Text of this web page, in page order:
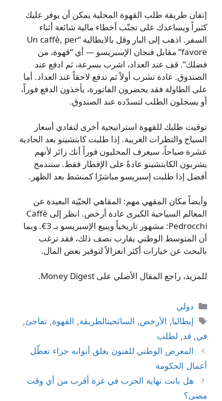
إتقان طريقة طلب القهوة المحلية يمكن أن يوفر عليك
كثيراً ويساعدك على تجنّب أخطاء مالية شائعة أثناء
السفر. اذهب إلى البار وقل بالايطالية “Un caffè, per
favore” مقابل فنجان الإسبريسو — أي “قهوة، من
فضلك”. قف عند العداد، اشرب بسرعة، ثم ادفع عند
الصندوق. عادة تشرب أولاً ثم تدفع لاحقاً عند العداد. أما
على الطاولة فقد يحضرون الفاتورة، يأخذون الدفع فوراً،
أو يسجلون الطلب لتسدّده عند الصندوق.
توقيت طلبك للقهوة استراتيجية أخرى لتفادي أسعار
السياح والنظرات الغريبة. إذا طلبت كابتشينو بعد الحادية
عشرة صباحاً، سيعرف المحليون فوراً أنك زائر لأنهم
يشربون الكابتشينو عادةً على الإفطار فقط. ستندمج
أفضل إذا طلبت إسبريسو مباشرًا كمنشط بعد الظهر.
وأيضاً مكان المقهي مهم: المقاهي الحيّية البعيدة عن
المعالم السياحية الكبرى عادة أرخص. انظر إلى Caffè
Pedrocchi: مشهور تاريخياً ويبيع الإسبريسو بـ 3€. وبما
أن المتوسط الوطني يقارب نصف ذلك، فقد ترغب
بالبحث عن خيارات أكثر انعزالاً لتوفير بعض المال.
للمزيد، راجع المقال الأصلي على Money Digest.
التصنيفات
دولي
الوسوم
إيطاليا, الأرخص, السائحينالطريقة, القهوة,تفاجئ,
في, قد, لطلب
المعرض الوطني للفنون يغلق أبوابه جراء تعطّل
أعمال الحكومة
هل باتت نهاية الحرب في غزة أقرب من أي وقت
مضى؟